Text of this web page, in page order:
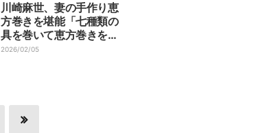
川崎麻世、妻の手作り恵
方巻きを堪能「七種類の
具を巻いて恵方巻きを作
ってくれて」
2026/02/05